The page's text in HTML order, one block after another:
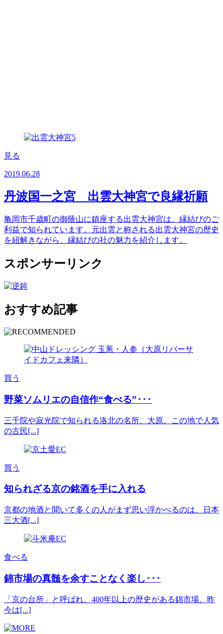
見る
2019.06.28
丹波国一之宮 出雲大神宮で良縁祈願
亀岡市千歳町の御蔭山に鎮座する出雲大神宮は、縁結びのご
利益で知られています。元出雲と称される出雲大神宮の歴史
を紐解きながら、縁結びの社の魅力を紹介します。
スポンサーリンク
おすすめ記事
買う
野菜ソムリエの自信作“食べる”･･･
三千院や寂光院で知られる洛北の名所、大原。この地で人気
の古民[...]
買う
知られざる京の銘酒を手に入れる
京都の地酒と聞いて多くの人がまず思い浮かべるのは、日本
三大酒[...]
食べる
錦市場の真髄を余すことなく楽し･･･
「京の台所」と呼ばれ、400年以上の歴史がある錦市場。昨
今は[...]